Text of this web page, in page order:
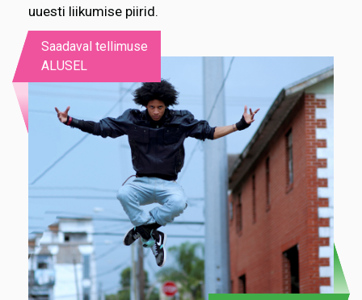
uuesti liikumise piirid.
Saadaval tellimuse
ALUSEL